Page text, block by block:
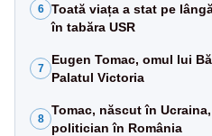
6
Toată viața a stat pe
în tabăra USR
7
Eugen Tomac, omul lui
Palatul Victoria
8
Tomac, născut în
politician în România